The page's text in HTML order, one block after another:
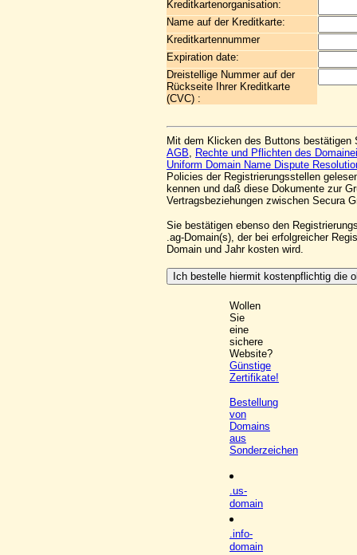
Kreditkartenorganisation:
Name auf der Kreditkarte:
Kreditkartennummer
Expiration date:
Dreistellige Nummer auf der
Rückseite Ihrer Kreditkarte
(CVC) :
Mit dem Klicken des Buttons bestätigen
AGB, Rechte und Pflichten des
Uniform Domain Name Dispute
Policies der Registrierungsstellen
kennen und daß diese Dokumente zur
Vertragsbeziehungen zwischen Secura
Sie bestätigen ebenso den
.ag-Domain(s), der bei erfolgreicher
Domain und Jahr kosten wird.
Wollen
Sie
eine
sichere
Website?
Günstige
Zertifikate!
Bestellung
von
Domains
aus
Sonderzeichen
.us-
domain
.info-
domain